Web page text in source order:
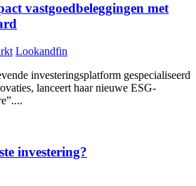
vastgoedbeleggingen met
Lookandfin
investeringsplatform gespecialiseerd
lanceert haar nieuwe ESG-
investering?